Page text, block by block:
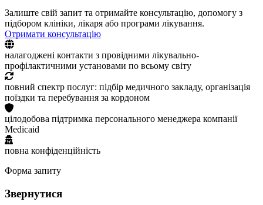
Залиште свій запит та отримайте консультацію, допомогу з
підбором клініки, лікаря або програми лікування.
Отримати консультацію
налагоджені контакти з провідними лікувально-
профілактичними установами по всьому світу
повний спектр послуг: підбір медичного закладу, організація
поїздки та перебування за кордоном
цілодобова підтримка персонального менеджера компанії
Medicaid
повна конфіденційність
Форма запиту
Звернутися